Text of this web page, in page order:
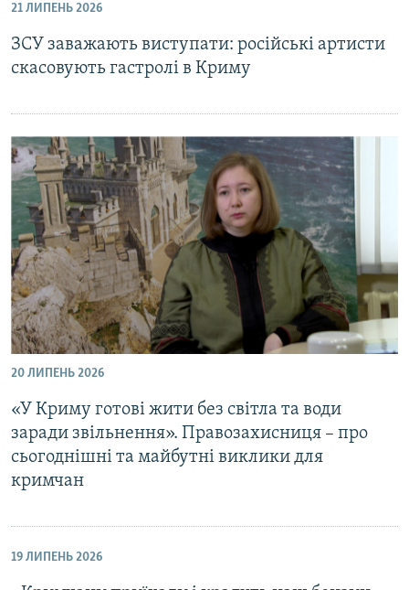
21 ЛИПЕНЬ 2026
ЗСУ заважають виступати: російські артисти
скасовують гастролі в Криму
20 ЛИПЕНЬ 2026
«У Криму готові жити без світла та води
заради звільнення». Правозахисниця – про
сьогоднішні та майбутні виклики для
кримчан
19 ЛИПЕНЬ 2026